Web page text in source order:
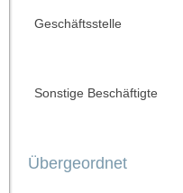
Geschäftsstelle
Sonstige Beschäftigte
Übergeordnet